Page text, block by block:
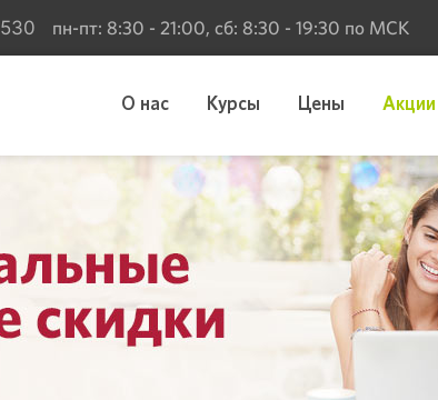
пн-пт: 8:30 - 21:00, сб: 8:30 - 19:30 по МСК
О нас Курсы Цены Акции